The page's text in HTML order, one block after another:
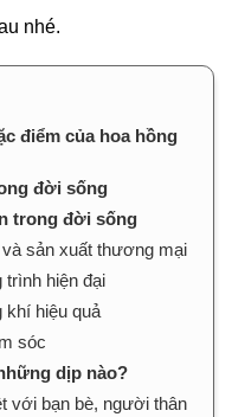
nhé.
điểm của hoa hồng
đời sống
trong đời sống
sản xuất thương mại
trình hiện đại
khí hiệu quả
sóc
dịp nào?
với bạn bè, người thân